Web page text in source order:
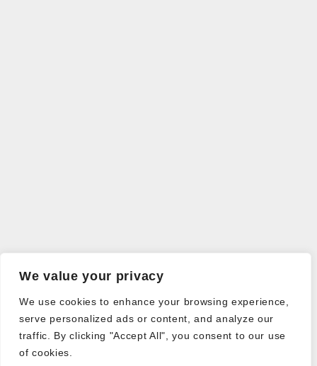
We value your privacy
We use cookies to enhance your browsing experience,
serve personalized ads or content, and analyze our
traffic. By clicking "Accept All", you consent to our use
of cookies.